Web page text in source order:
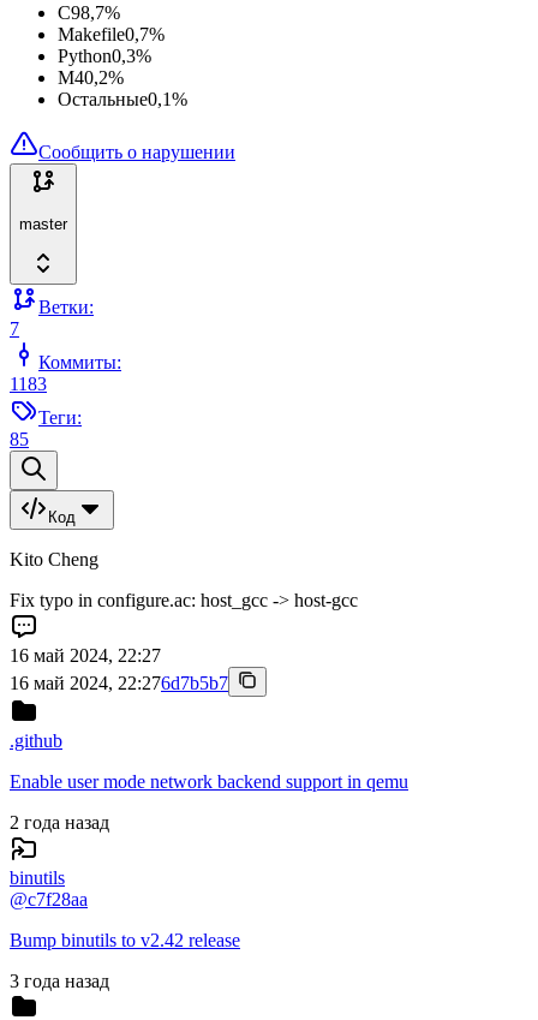
C98,7%
Makefile0,7%
Python0,3%
M40,2%
Остальные0,1%
Сообщить о нарушении
master
Ветки:
7
Коммиты:
1183
Теги:
85
Код
Kito Cheng
Fix typo in configure.ac: host_gcc -> host-gcc
16 май 2024, 22:27
16 май 2024, 22:276d7b5b7
.github
Enable user mode network backend support in qemu
2 года назад
binutils
@c7f28aa
Bump binutils to v2.42 release
3 года назад